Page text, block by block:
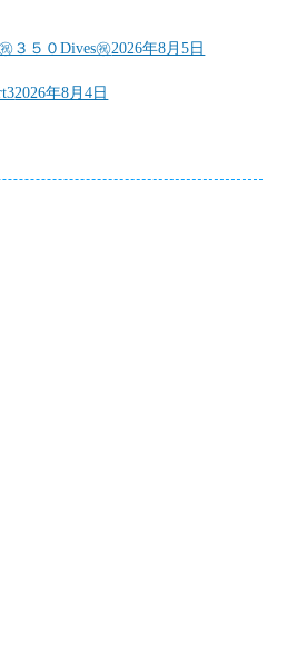
３５０Dives㊗2026年8月5日
2026年8月4日